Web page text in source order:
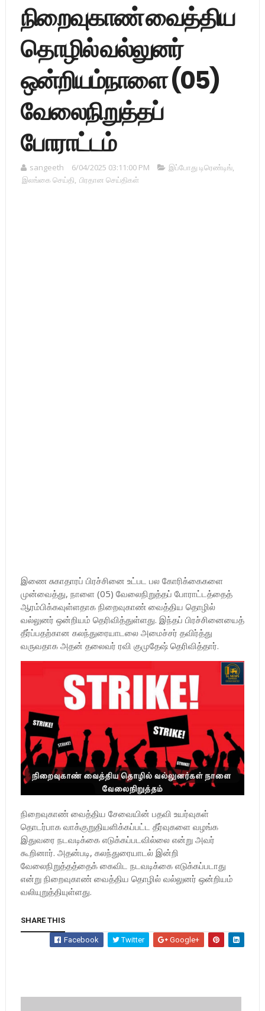
நிறைவுகாண் வைத்திய
தொழில் வல்லுனர்
ஒன்றியம்நாளை (05)
வேலைநிறுத்தப்
போராட்டம்
sangeeth 6/04/2025 03:11:00 PM இப்போது டிரெண்டிங்,
இலங்கை செய்தி, பிரதான செய்திகள்
இணை சுகாதாரப் பிரச்சினை உட்பட பல கோரிக்கைகளை
முன்வைத்து, நாளை (05) வேலைநிறுத்தப் போராட்டத்தைத்
ஆரம்பிக்கவுள்ளதாக நிறைவுகாண் வைத்திய தொழில்
வல்லுனர் ஒன்றியம் தெரிவித்துள்ளது. இந்தப் பிரச்சினையைத்
தீர்ப்பதற்கான கலந்துரையாடலை அமைச்சர் தவிர்த்து
வருவதாக அதன் தலைவர் ரவி குமுதேஷ் தெரிவித்தார்.
நிறைவுகாண் வைத்திய சேவையின் பதவி உயர்வுகள்
தொடர்பாக வாக்குறுதியளிக்கப்பட்ட தீர்வுகளை வழங்க
இதுவரை நடவடிக்கை எடுக்கப்படவில்லை என்று அவர்
கூறினார். அதன்படி, கலந்துரையாடல் இன்றி
வேலைநிறுத்தத்தைக் கைவிட நடவடிக்கை எடுக்கப்படாது
என்று நிறைவுகாண் வைத்திய தொழில் வல்லுனர் ஒன்றியம்
வலியுறுத்தியுள்ளது.
SHARE THIS
Facebook Twitter Google+